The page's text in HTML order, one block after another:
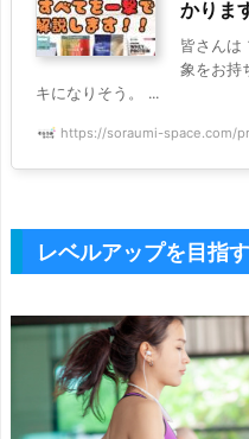
かりま
皆さんは
象をお持
キになりそう。 ...
https://soraumi-space.com/
レベルアップを目指